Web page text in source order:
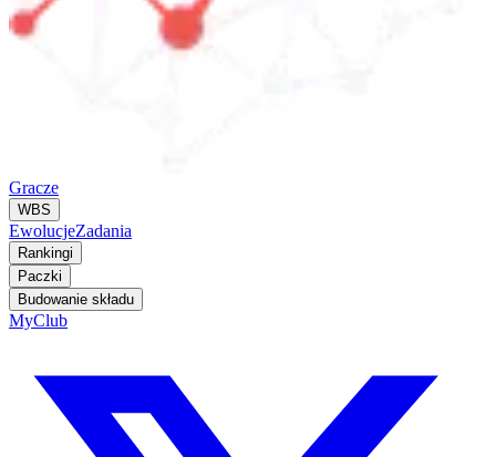
Gracze
WBS
EwolucjeZadania
Rankingi
Paczki
Budowanie składu
MyClub